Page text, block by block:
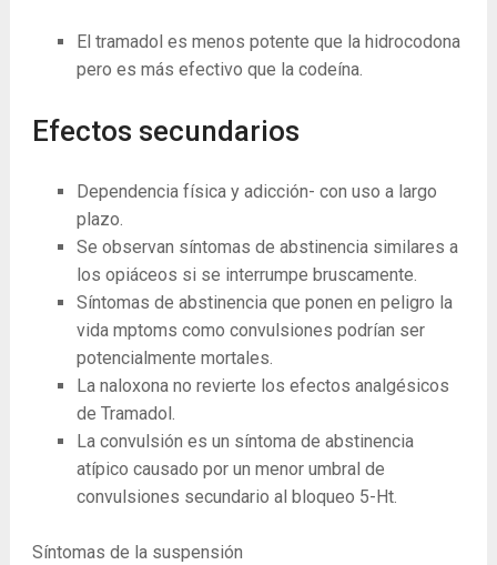
El tramadol es menos potente que la hidrocodona
pero es más efectivo que la codeína.
Efectos secundarios
Dependencia física y adicción- con uso a largo
plazo.
Se observan síntomas de abstinencia similares a
los opiáceos si se interrumpe bruscamente.
Síntomas de abstinencia que ponen en peligro la
vida mptoms como convulsiones podrían ser
potencialmente mortales.
La naloxona no revierte los efectos analgésicos
de Tramadol.
La convulsión es un síntoma de abstinencia
atípico causado por un menor umbral de
convulsiones secundario al bloqueo 5-Ht.
Síntomas de la suspensión